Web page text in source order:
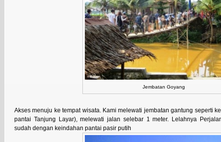
Jembatan Goyang
Akses menuju ke tempat wisata. Kami melewati jembatan gantung seperti
pantai Tanjung Layar), melewati jalan selebar 1 meter. Lelahnya
sudah dengan keindahan pantai pasir putih